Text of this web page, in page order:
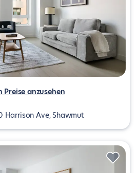
anzusehen
Harrison Ave, Shawmut